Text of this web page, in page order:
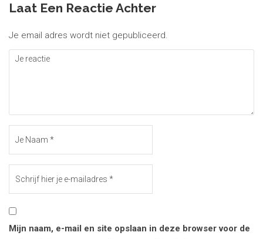
Laat Een Reactie Achter
Je email adres wordt niet gepubliceerd.
Mijn naam, e-mail en site opslaan in deze browser voor de